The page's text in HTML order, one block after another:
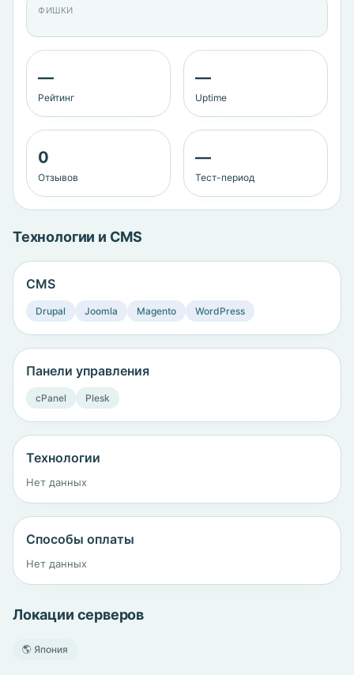
ФИШКИ
—
Рейтинг
—
Uptime
0
Отзывов
—
Тест-период
Технологии и CMS
CMS
Drupal Joomla Magento WordPress
Панели управления
cPanel Plesk
Технологии
Нет данных
Способы оплаты
Нет данных
Локации серверов
🌎 Япония